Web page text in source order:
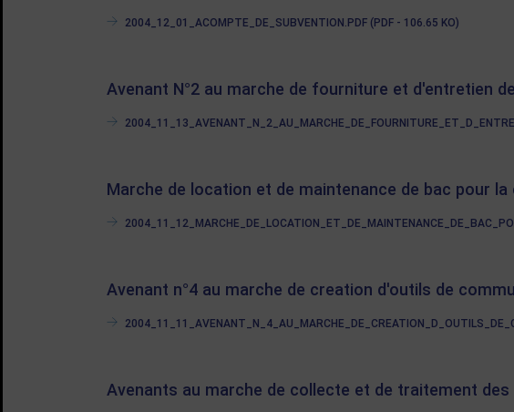
2004_12_01_ACOMPTE_DE_SUBVENTION.PDF (PDF - 106.65 KO)
Avenant N°2 au marche de fourniture et d'entretien
Marche de location et de maintenance de bac pour la
Avenant n°4 au marche de creation d'outils de
Avenants au marche de collecte et de traitement des